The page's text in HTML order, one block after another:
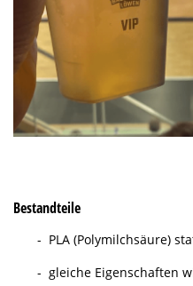
Bestandteile
PLA (Polymilchsäure)
gleiche Eigenschaften